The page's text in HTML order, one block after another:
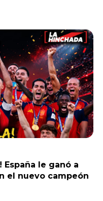
España le ganó a
el nuevo campeón